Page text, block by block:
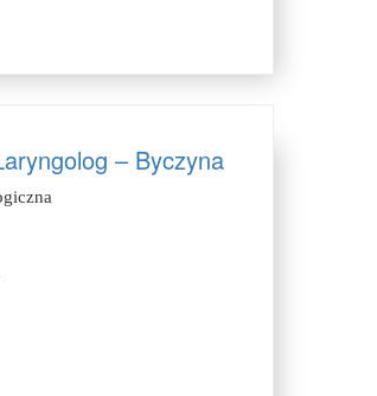
– Byczyna